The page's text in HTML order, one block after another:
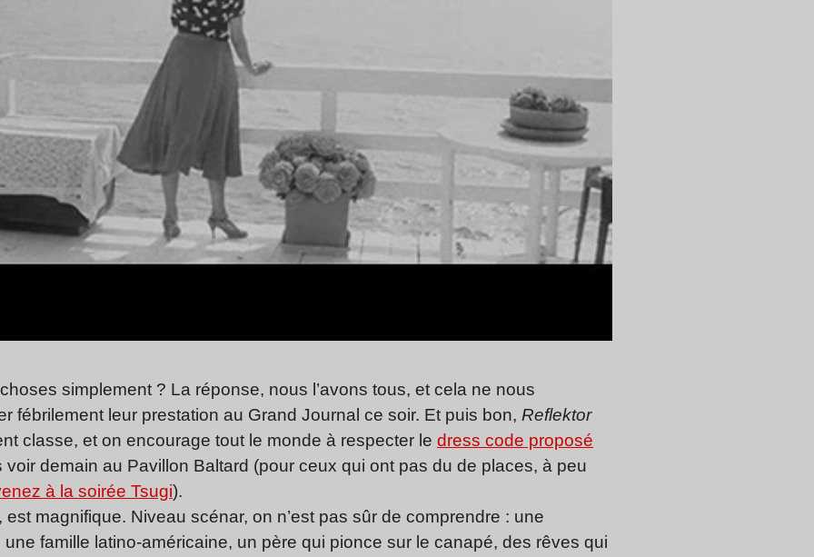
simplement ? La réponse, nous l’avons tous, et cela ne nous
fébrilement leur prestation au Grand Journal ce soir. Et puis bon, Reflektor
classe, et on encourage tout le monde à respecter le dress code proposé
voir demain au Pavillon Baltard (pour ceux qui ont pas du de places, à peu
à la soirée Tsugi).
magnifique. Niveau scénar, on n’est pas sûr de comprendre : une
famille latino-américaine, un père qui pionce sur le canapé, des rêves qui